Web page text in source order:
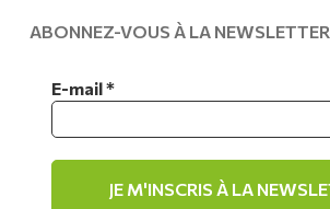
ABONNEZ-VOUS À LA NEWSLETTER
E-mail*